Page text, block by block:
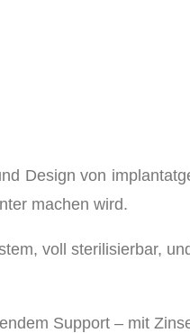
Design von
machen wird.
voll sterilisierbar,
Support – mit